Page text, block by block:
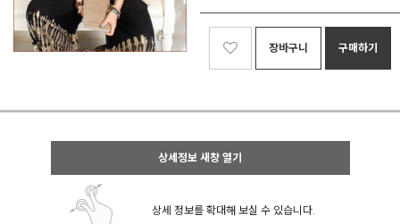
장바구니 구매하기
상세정보 새창 열기
상세 정보를 확대해 보실 수 있습니다.